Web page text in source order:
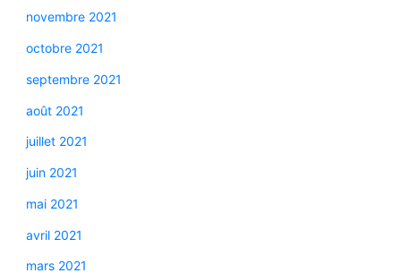
novembre 2021
octobre 2021
septembre 2021
août 2021
juillet 2021
juin 2021
mai 2021
avril 2021
mars 2021